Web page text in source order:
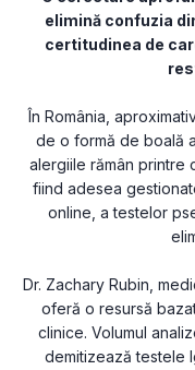
elimină confuzia
certitudinea de
În România,
de o formă de boală
alergiile rămân printre
fiind adesea
online, a testelor
Dr. Zachary Rubin,
oferă o resursă
clinice. Volumul
demitizează testele